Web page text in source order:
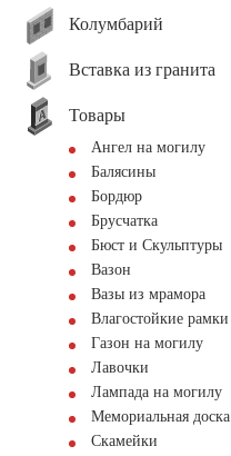
Колумбарий
Вставка из гранита
Товары
Ангел на могилу
Балясины
Бордюр
Брусчатка
Бюст и Скульптуры
Вазон
Вазы из мрамора
Влагостойкие рамки
Газон на могилу
Лавочки
Лампада на могилу
Мемориальная доска
Скамейки